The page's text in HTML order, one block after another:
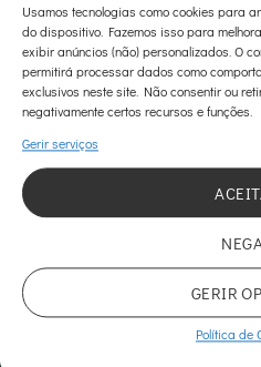
Usamos tecnologias como cookies para
do dispositivo. Fazemos isso para
exibir anúncios (não) personalizados. O
permitirá processar dados como
exclusivos neste site. Não consentir ou
negativamente certos recursos e funções.
Gerir serviços
GERIR
Política de
Pele Oleosa – Esfoliação
com Cristais Elimina
Impurezas e Revitaliza